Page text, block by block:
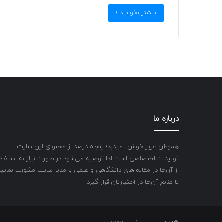
بیشتر بخوانید »
درباره ما
هموطن عزیز خوش آمیدید؛ پنجاه درصد از محتوای این سایت
تولیدات اختصاصی است لذا توصیه می‌شود در صورت نیاز به
از آن‌ها در مقاله های دانشگاهی و علمی با مدیر سایت مشورت
تا منابع آن‌ها در اختیارتان قرار گیرد.